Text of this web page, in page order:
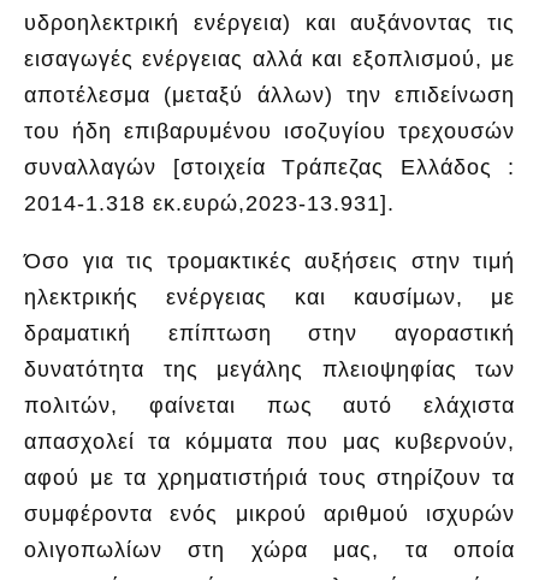
υδροηλεκτρική ενέργεια) και αυξάνοντας τις
εισαγωγές ενέργειας αλλά και εξοπλισμού, με
αποτέλεσμα (μεταξύ άλλων) την επιδείνωση
του ήδη επιβαρυμένου ισοζυγίου τρεχουσών
συναλλαγών [στοιχεία Τράπεζας Ελλάδος :
2014-1.318 εκ.ευρώ,2023-13.931].
Όσο για τις τρομακτικές αυξήσεις στην τιμή
ηλεκτρικής ενέργειας και καυσίμων, με
δραματική επίπτωση στην αγοραστική
δυνατότητα της μεγάλης πλειοψηφίας των
πολιτών, φαίνεται πως αυτό ελάχιστα
απασχολεί τα κόμματα που μας κυβερνούν,
αφού με τα χρηματιστήριά τους στηρίζουν τα
συμφέροντα ενός μικρού αριθμού ισχυρών
ολιγοπωλίων στη χώρα μας, τα οποία